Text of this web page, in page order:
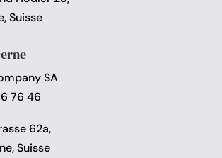
Suisse
SA
76 46
62a,
Suisse